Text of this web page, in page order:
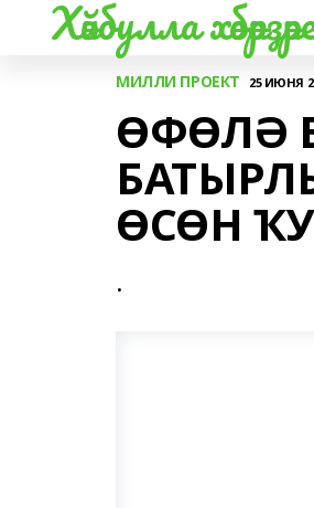
Хәйбулла
МИЛЛИ ПРОЕКТ 25 ИЮНЯ
ӨФӨЛӘ
ӨСӨН
.